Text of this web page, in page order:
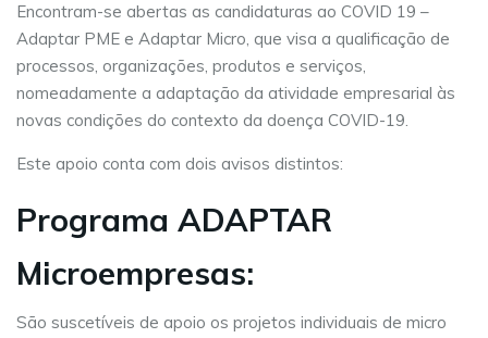
Encontram-se abertas as candidaturas ao COVID 19 –
Adaptar PME e Adaptar Micro, que visa a qualificação de
processos, organizações, produtos e serviços,
nomeadamente a adaptação da atividade empresarial às
novas condições do contexto da doença COVID-19.
Este apoio conta com dois avisos distintos:
Programa ADAPTAR
Microempresas:
São suscetíveis de apoio os projetos individuais de micro